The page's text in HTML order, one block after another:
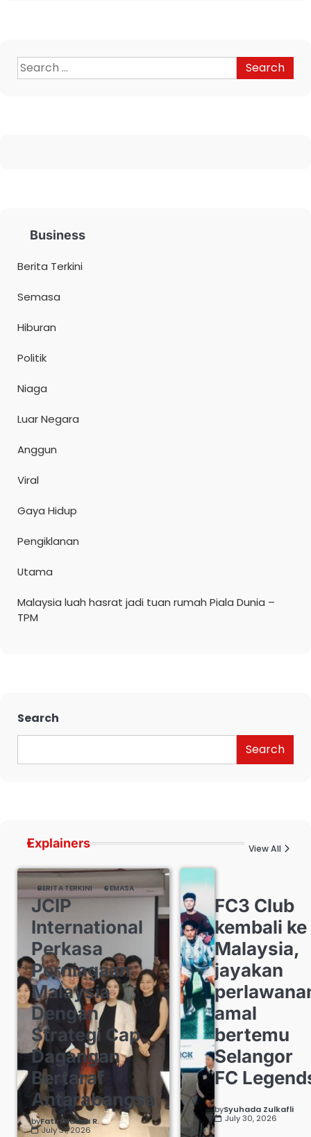
Business
Berita Terkini
Semasa
Hiburan
Politik
Niaga
Luar Negara
Anggun
Viral
Gaya Hidup
Pengiklanan
Utama
Malaysia luah hasrat jadi tuan rumah Piala Dunia –
TPM
Search
Search
Explainers View All
BERITA TERKINI SEMASA
JCIP
International
Perkasa
Perniagaan
Malaysia
Dengan
Strategi Cap
Dagangan
Bertaraf
Antarabangsa
byFatin Nabila R.
July 31, 2026
FC3 Club
kembali ke
Malaysia,
jayakan
amal
bertemu
Selangor
FC
bySyuhada Zulkafli
July 30, 2026